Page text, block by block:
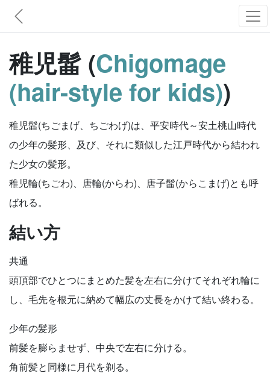
稚児髷 (Chigomage
(hair-style for kids))
稚児髷(ちごまげ、ちごわげ)は、平安時代～安土桃山時代
の少年の髪形、及び、それに類似した江戸時代から結われ
た少女の髪形。
稚児輪(ちごわ)、唐輪(からわ)、唐子髷(からこまげ)とも呼
ばれる。
結い方
共通
頭頂部でひとつにまとめた髪を左右に分けてそれぞれ輪に
し、毛先を根元に納めて幅広の丈長をかけて結い終わる。
少年の髪形
前髪を膨らませず、中央で左右に分ける。
角前髪と同様に月代を剃る。